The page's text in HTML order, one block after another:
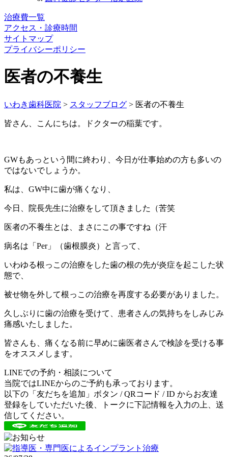
治療費一覧
アクセス・診療時間
サイトマップ
プライバシーポリシー
医者の不養生
いわき歯科医院 > スタッフブログ > 医者の不養生
皆さん、こんにちは。ドクターの稲葉です。
GWもあっという間に終わり、今日が仕事始めの方も多いの
ではないでしょうか。
私は、GW中に歯が痛くなり、
今日、院長先生に治療をして頂きました（苦笑
医者の不養生とは、まさにこの事ですね（汗
病名は「Per」（歯根膜炎）と言って、
いわゆる根っこの治療をした歯の根の先が炎症を起こした状
態で、
被せ物を外して根っこの治療を再度する必要がありました。
久しぶりに歯の治療を受けて、患者さんの気持ちをしみじみ
痛感いたしました。
皆さんも、痛くなる前に早めに歯医者さんで検診を受ける事
をオススメします。
LINEでの予約・相談について
当院ではLINEからのご予約も承っております。
以下の「友だちを追加」ボタン / QRコード / ID からお友達
登録をしていただいた後、トークに下記情報を入力の上、送
信してください。